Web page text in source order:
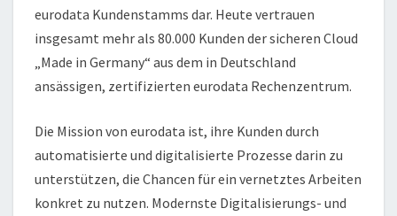
eurodata Kundenstamms dar. Heute vertrauen
insgesamt mehr als 80.000 Kunden der sicheren Cloud
„Made in Germany“ aus dem in Deutschland
ansässigen, zertifizierten eurodata Rechenzentrum.
Die Mission von eurodata ist, ihre Kunden durch
automatisierte und digitalisierte Prozesse darin zu
unterstützen, die Chancen für ein vernetztes Arbeiten
konkret zu nutzen. Modernste Digitalisierungs- und